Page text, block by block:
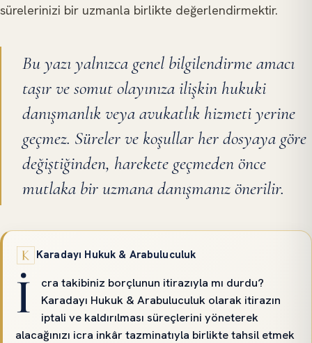
sürelerinizi bir uzmanla birlikte değerlendirmektir.
Bu yazı yalnızca genel bilgilendirme amacı
taşır ve somut olayınıza ilişkin hukuki
danışmanlık veya avukatlık hizmeti yerine
geçmez. Süreler ve koşullar her dosyaya göre
değiştiğinden, harekete geçmeden önce
mutlaka bir uzmana danışmanız önerilir.
Karadayı Hukuk & Arabuluculuk
İ
cra takibiniz borçlunun itirazıyla mı durdu?
Karadayı Hukuk & Arabuluculuk olarak itirazın
iptali ve kaldırılması süreçlerini yöneterek
alacağınızı icra inkâr tazminatıyla birlikte tahsil etmek